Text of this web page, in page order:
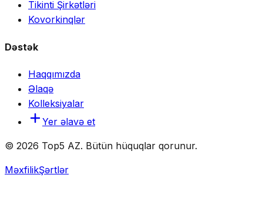
Tikinti Şirkətləri
Kovorkinqlər
Dəstək
Haqqımızda
Əlaqə
Kolleksiyalar
Yer əlavə et
© 2026 Top5 AZ. Bütün hüquqlar qorunur.
MəxfilikŞərtlər